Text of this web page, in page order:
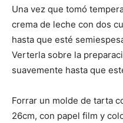
Una vez que tomó
crema de leche con dos
hasta que esté
Verterla sobre la
suavemente hasta que
Forrar un molde de tarta
26cm, con papel film y